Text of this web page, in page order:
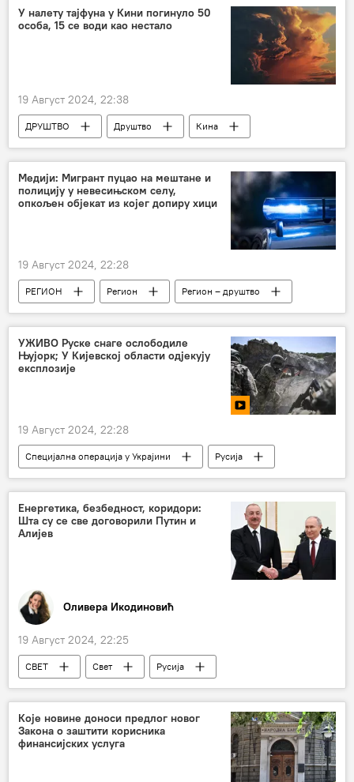
Србија – друштво
Свет
У налету тајфуна у Кини погинуло 50
особа, 15 се води као нестало
19 Август 2024, 22:38
ДРУШТВО Друштво
Кина
тајфун
Медији: Мигрант пуцао на мештане и
полицију у невесињском селу,
опкољен објекат из којег допиру хици
19 Август 2024, 22:28
РЕГИОН Регион
Регион – друштво
Хроника
Босна и Херцеговина (БиХ)
УЖИВО Руске снаге ослободиле
Њујорк; У Кијевској области одјекују
експлозије
19 Август 2024, 22:28
Специјална операција у Украјини
Русија
Русија – политика
Енергетика, безбедност, коридори:
Шта су се све договорили Путин и
Алијев
Оливера Икодиновић
19 Август 2024, 22:25
СВЕТ Свет
Русија
Русија – политика
Азербејџан
Анализе и мишљења
Владимир Путин
Гас
нафта
Енергетика
Које новине доноси предлог новог
Закона о заштити корисника
финансијских услуга